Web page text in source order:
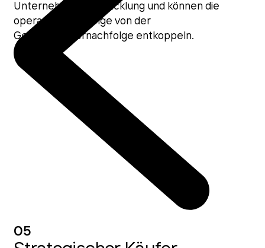
Unternehmensentwicklung und können die
operative Nachfolge von der
Gesellschafternachfolge entkoppeln.
05